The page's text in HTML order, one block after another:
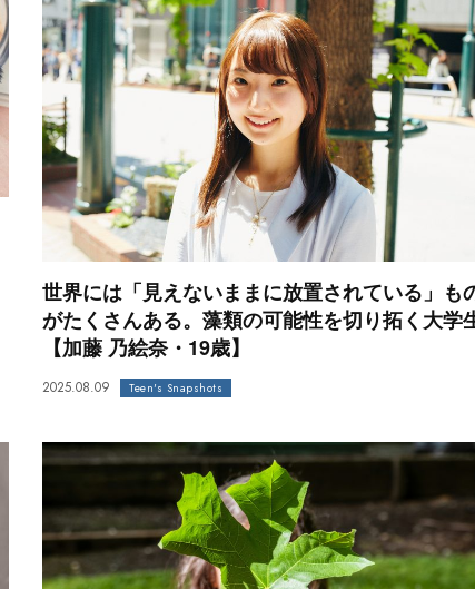
世界には「見えないままに放置されている」も
がたくさんある。藻類の可能性を切り拓く大学
【加藤 乃絵奈・19歳】
2025.08.09 Teen's Snapshots